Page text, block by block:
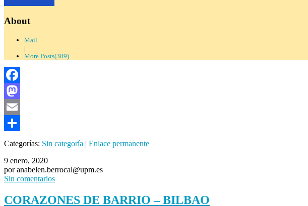
About
Mail
|
More Posts(389)
Facebook
Mastodon
Email
Compartir
Categorías: Sin categoría | Enlace permanente
9 enero, 2020
por anabelen.berrocal@upm.es
Sin comentarios
CORAZONES DE BARRIO – BILBAO